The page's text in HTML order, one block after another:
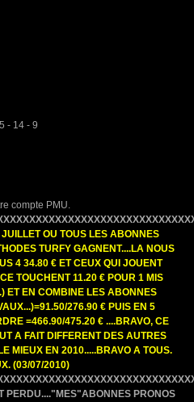
- 14 - 9
compte PMU.
OU TOUS LES ABONNES
TURFY GAGNENT....LA NOUS
4 34.80 € ET CEUX QUI JOUENT
TOUCHENT 11.20 € POUR 1 MIS
ET EN COMBINE LES ABONNES
276.90 € PUIS EN 5
=466.90/475.20 € ....BRAVO, CE
A FAIT DIFFERENT DES AUTRES
MIEUX EN 2010.....BRAVO A TOUS.
(03/07/2010)
PERDU...."MES"ABONNES PRONOS